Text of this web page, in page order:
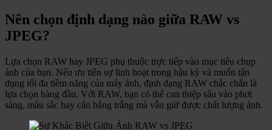
Nên chọn định dạng nào giữa RAW vs
JPEG?
Lựa chọn RAW hay JPEG phụ thuộc trực tiếp vào mục tiêu chụp
ảnh của bạn. Nếu ưu tiên sự linh hoạt trong hậu kỳ và muốn tận
dụng tối đa tiềm năng của máy ảnh, định dạng RAW chắc chắn là
lựa chọn hàng đầu. Với RAW, bạn có thể can thiệp sâu vào phơi
sáng, màu sắc hay cân bằng trắng mà vẫn giữ được chất lượng ảnh.